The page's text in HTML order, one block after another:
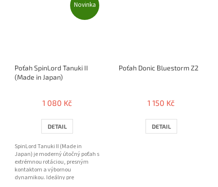
Novinka
Poťah SpinLord Tanuki II
(Made in Japan)
1 080 Kč
DETAIL
SpinLord Tanuki II (Made in
Japan) je moderný útočný poťah s
extrémnou rotáciou, presným
kontaktom a výbornou
dynamikou. Ideálny pre
Poťah Donic Bluestorm Z2
1 150 Kč
DETAIL